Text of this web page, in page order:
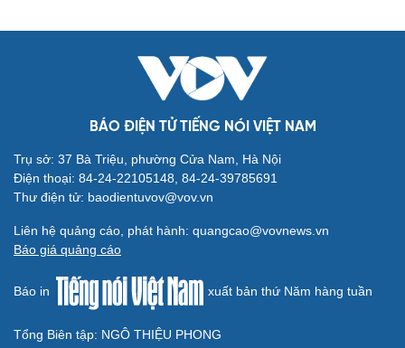
BÁO ĐIỆN TỬ TIẾNG NÓI VIỆT NAM
Trụ sở: 37 Bà Triệu, phường Cửa Nam, Hà Nội
Điện thoại: 84-24-22105148, 84-24-39785691
Thư điện tử: baodientuvov@vov.vn
Liên hệ quảng cáo, phát hành: quangcao@vovnews.vn
Báo giá quảng cáo
Báo in xuất bản thứ Năm hàng tuần
Tổng Biên tập: NGÔ THIỆU PHONG